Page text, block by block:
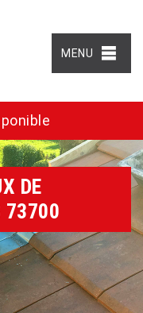
MENU
DE
73700